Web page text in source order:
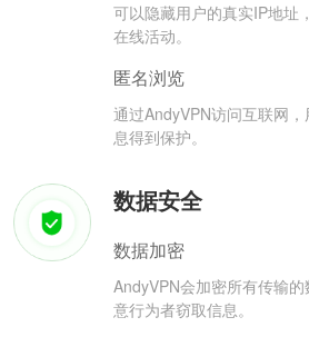
可以隐藏用户的真实IP地址
在线活动。
匿名浏览
通过AndyVPN访问互联网
息得到保护。
数据安全
数据加密
AndyVPN会加密所有传输
意行为者窃取信息。